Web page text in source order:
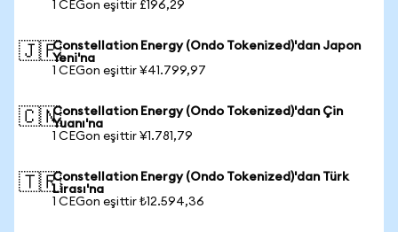
1 CEGon eşittir £196,29
🇯🇵Constellation Energy (Ondo Tokenized)'dan Japon
Yeni'na
1 CEGon eşittir ¥41.799,97
🇨🇳Constellation Energy (Ondo Tokenized)'dan Çin
Yuanı'na
1 CEGon eşittir ¥1.781,79
🇹🇷Constellation Energy (Ondo Tokenized)'dan Türk
Lirası'na
1 CEGon eşittir ₺12.594,36